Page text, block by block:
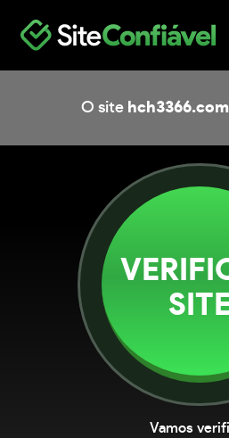
O site hch3366.com
Vamos